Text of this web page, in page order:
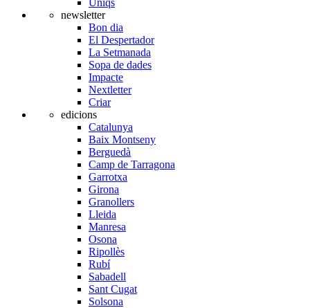
newsletter
Bon dia
El Despertador
La Setmanada
Sopa de dades
Impacte
Nextletter
Criar
edicions
Catalunya
Baix Montseny
Berguedà
Camp de Tarragona
Garrotxa
Girona
Granollers
Lleida
Manresa
Osona
Ripollès
Rubí
Sabadell
Sant Cugat
Solsona